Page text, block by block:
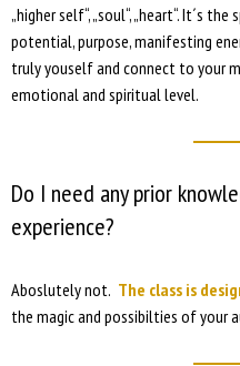
„higher self“, „soul“, „heart“. It´s
potential, purpose, manifesting
truly youself and connect to your
emotional and spiritual level.
Do I need any prior
experience?
Aboslutely not. The class is
the magic and possibilties of your